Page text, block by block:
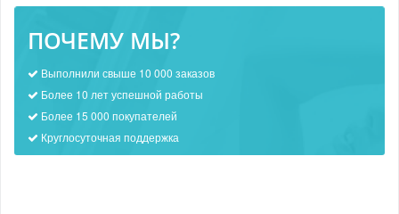
ПОЧЕМУ МЫ?
Выполнили свыше 10 000 заказов
Более 10 лет успешной работы
Более 15 000 покупателей
Круглосуточная поддержка